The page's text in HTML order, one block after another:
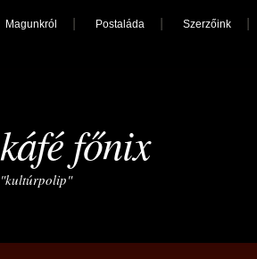
Magunkról Postaláda Szerzőink
káfé főnix
"kultúrpolip"